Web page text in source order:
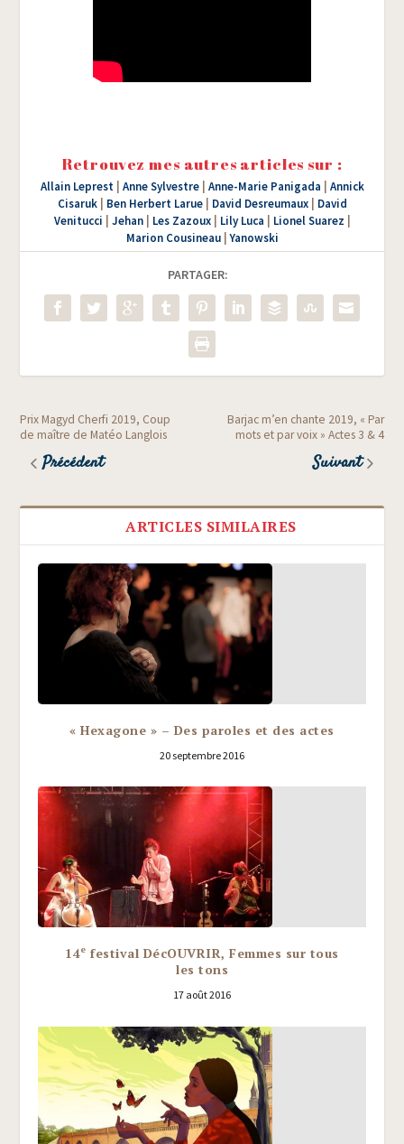
Retrouvez mes autres articles sur :
Allain Leprest| Anne Sylvestre| Anne-Marie Panigada
Annick
Cisaruk| Ben Herbert Larue| David Desreumaux| David
Venitucci
Jehan| Les Zazoux| Lily Luca Lionel Suarez
Marion Cousineau|Yanowski
PARTAGER:
Prix Magyd Cherfi 2019, Coup
de maître de Matéo Langlois
Précédent
Barjac m’en chante 2019, « Par
mots et par voix » Actes 3 & 4
Suivant
ARTICLES SIMILAIRES
« Hexagone » – Des paroles et des actes
20 septembre 2016
14e festival DécOUVRIR, Femmes sur tous
les tons
17 août 2016